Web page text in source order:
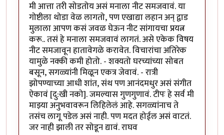
मी आत्ता तरी सोडतोय असं मनाला नीट समजवावं. या
गोष्टीला थोडा वेळ लागतो, पण एखाद्या लहान अन् द्वाड
मुलाला आपण कसं जवळ घेऊन नीट सांगायचा प्रयत्न
करू.. तसं हे मनाला समजवावं लागतं. असे एकेक विषय
नीट समजावून हातावेगळे करावेत. विचारांचा अतिरेक
यामुळे नक्की कमी होतो. - शक्यतो घरच्यांच्या सोबत
बसून, सगळ्यांनी मिळून एकत्र जेवावं. - रात्री
झोपण्याच्या आधी शांत, संथ पण आनंदमधुर असं संगीत
ऐकावं [दु:खी नको]. जमल्यास गुणगुणावं. टीपः हे सर्व मी
माझ्या अनुभवावरून लिहिलेलं आहे. सगळ्यांनाच ते
तसंच लागू पडेल असं नाही. पण मदत होईल असं वाटतं.
जर नाही झाली तर सोडून द्यावं. राघव